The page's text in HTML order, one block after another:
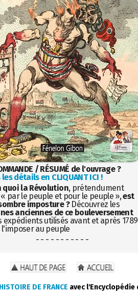
/ RÉSUMÉ de l'ouvrage ?
les détails en CLIQUANT ICI !
quoi la Révolution, prétendument
par le peuple et pour le peuple »,est
imposture ?Découvrez les
anciennes de ce bouleversement
expédients utilisés avant et après 1789
l'imposer au peuple
- - - - - - - - - - -
DE FRANCE avec